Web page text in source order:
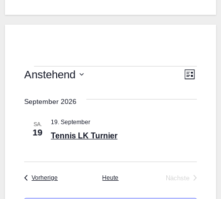
Veranstaltungen Liste
Anstehend
wählen.
September 2026
SA.
19 Tennis LK Turnier
19. September
Vorherige Heute
Nächste